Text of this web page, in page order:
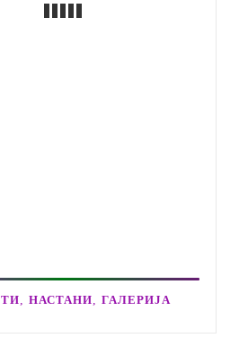
,НАСТАНИ ,ГАЛЕРИЈА